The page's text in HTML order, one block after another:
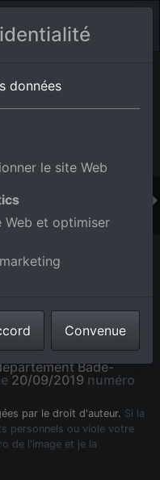
à le quartier
Bade-
20/09/2019 numéro
par le droit d'auteur. Si la
personnels ou viole votre
de l'image et je la
données
le site Web
Web et optimiser
Convenue